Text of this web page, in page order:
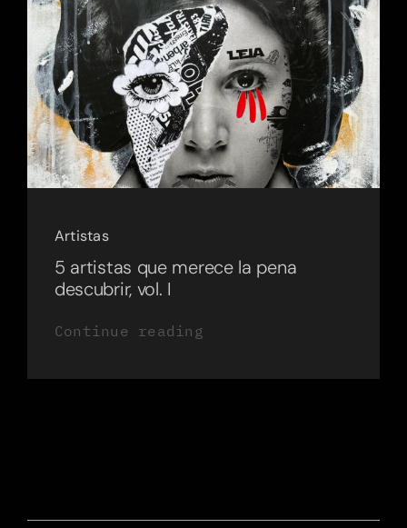
Artistas
5 artistas que merece la pena
descubrir, vol. I
Continue reading